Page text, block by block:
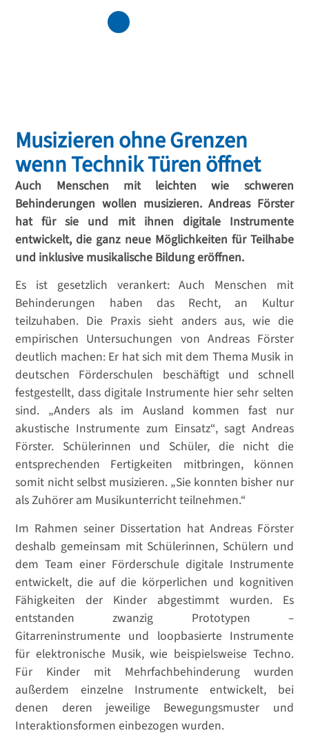
Musizieren ohne Grenzen
wenn Technik Türen öffnet
Auch Menschen mit leichten wie schweren
Behinderungen wollen musizieren. Andreas Förster
hat für sie und mit ihnen digitale Instrumente
entwickelt, die ganz neue Möglichkeiten für Teilhabe
und inklusive musikalische Bildung eröffnen.
Es ist gesetzlich verankert: Auch Menschen mit
Behinderungen haben das Recht, an Kultur
teilzuhaben. Die Praxis sieht anders aus, wie die
empirischen Untersuchungen von Andreas Förster
deutlich machen: Er hat sich mit dem Thema Musik in
deutschen Förderschulen beschäftigt und schnell
festgestellt, dass digitale Instrumente hier sehr selten
sind. „Anders als im Ausland kommen fast nur
akustische Instrumente zum Einsatz“, sagt Andreas
Förster. Schülerinnen und Schüler, die nicht die
entsprechenden Fertigkeiten mitbringen, können
somit nicht selbst musizieren. „Sie konnten bisher nur
als Zuhörer am Musikunterricht teilnehmen.“
Im Rahmen seiner Dissertation hat Andreas Förster
deshalb gemeinsam mit Schülerinnen, Schülern und
dem Team einer Förderschule digitale Instrumente
entwickelt, die auf die körperlichen und kognitiven
Fähigkeiten der Kinder abgestimmt wurden. Es
entstanden zwanzig Prototypen –
Gitarreninstrumente und loopbasierte Instrumente
für elektronische Musik, wie beispielsweise Techno.
Für Kinder mit Mehrfachbehinderung wurden
außerdem einzelne Instrumente entwickelt, bei
denen deren jeweilige Bewegungsmuster und
Interaktionsformen einbezogen wurden.